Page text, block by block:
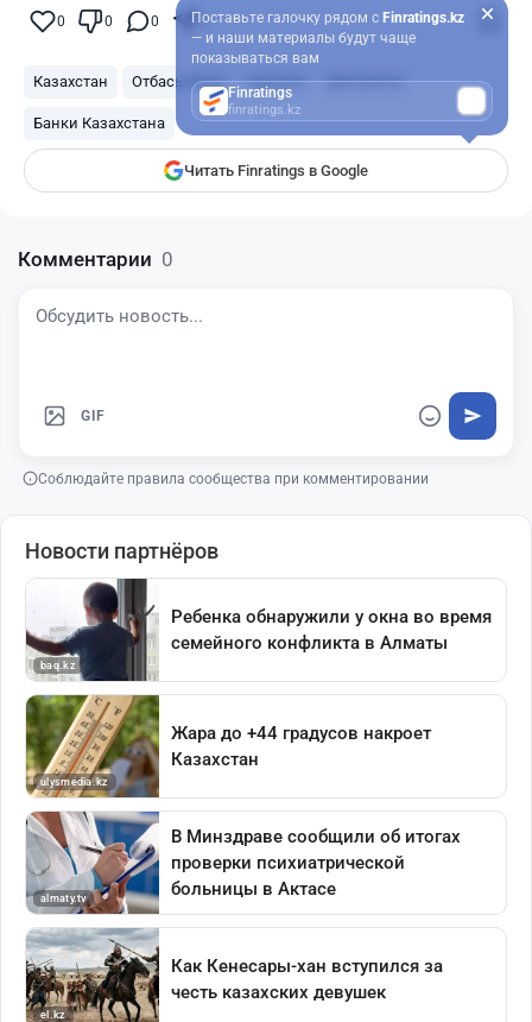
0 0 0 0
Казахстан Отбасы банк премия Депозиты
Банки Казахстана
Читать Finratings в Google
Поставьте галочку рядом с Finratings.kz
— и наши материалы будут чаще
показываться вам
Finratings
finratings.kz
Комментарии 0
GIF
Соблюдайте правила сообщества при комментировании